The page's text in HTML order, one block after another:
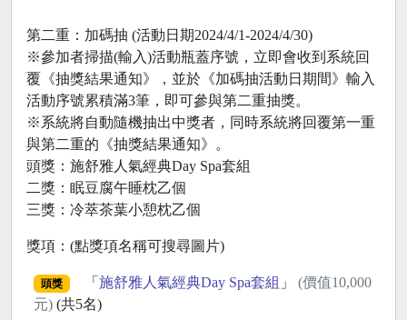
第二重：加碼抽 (活動日期2024/4/1-2024/4/30)
※參加者掃描(輸入)活動瓶蓋序號，立即會收到系統回
覆《抽獎結果通知》，並於《加碼抽活動日期間》輸入
活動序號累積滿3筆，即可參與第二重抽獎。
※系統將自動隨機抽出中獎者，同時系統將回覆第一重
與第二重的《抽獎結果通知》。
頭獎：施舒雅人氣經典Day Spa套組
二獎：眠豆腐午睡枕乙個
三獎：冷萃茶葉小憩枕乙個
獎項：(點獎項名稱可搜尋圖片)
頭獎 「 施舒雅人氣經典Day Spa套組 」 (價值10,000
元) (共5名)